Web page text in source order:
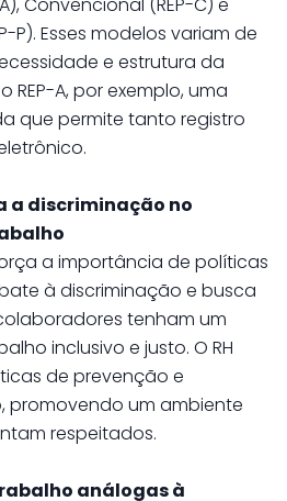
P). Esses modelos variam de
e estrutura da
REP-A, por exemplo, uma
que permite tanto registro
a discriminação no
a importância de políticas
à discriminação e busca
tenham um
inclusivo e justo. O RH
de prevenção e
promovendo um ambiente
respeitados.
análogas à